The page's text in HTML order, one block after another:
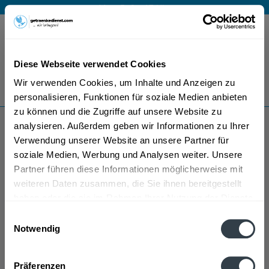
Diese Webseite verwendet Cookies
Wir verwenden Cookies, um Inhalte und Anzeigen zu
personalisieren, Funktionen für soziale Medien anbieten
zu können und die Zugriffe auf unsere Website zu
analysieren. Außerdem geben wir Informationen zu Ihrer
Verwendung unserer Website an unsere Partner für
soziale Medien, Werbung und Analysen weiter. Unsere
Partner führen diese Informationen möglicherweise mit
weiteren Daten zusammen, die Sie ihnen bereitgestellt
Notwendig
Präferenzen
Mo – Fr 9 – 17 Uhr
Menü
Bestellung widerrufen
Es gilt unsere Datenschutzerklärung
Baron Philippe de Rothschild Wein
Baron Philippe de Rothschild Wein wird in den
folgenden Regionen, Städten, Orten und Postleitzahl-